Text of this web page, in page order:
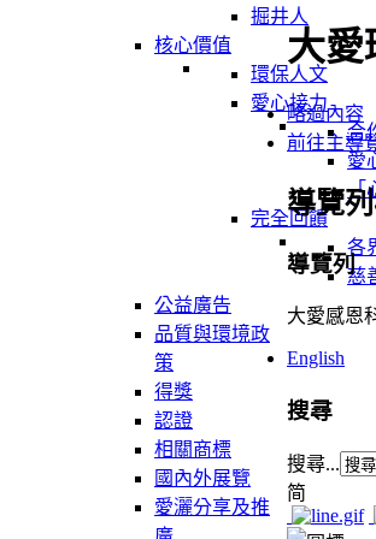
掘井人
核心價值
環保人文
愛心接力
合
愛
「
完全回饋
各
慈
公益廣告
品質與環境政
策
得獎
認證
相關商標
國內外展覽
愛灑分享及推
大愛
略過內容
前往主導
導覽
導覽列
大愛感恩
English
搜尋
搜尋...
简